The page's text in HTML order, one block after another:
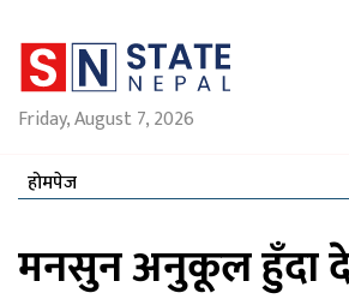
Friday, August 7, 2026
होमपेज
मनसुन अनुकूल हुँदा